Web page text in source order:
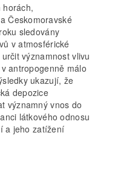
horách,
Českomoravské
sledovány
v atmosférické
významnost vlivu
antropogenně málo
ukazují, že
depozice
významný vnos do
látkového odnosu
a jeho zatížení